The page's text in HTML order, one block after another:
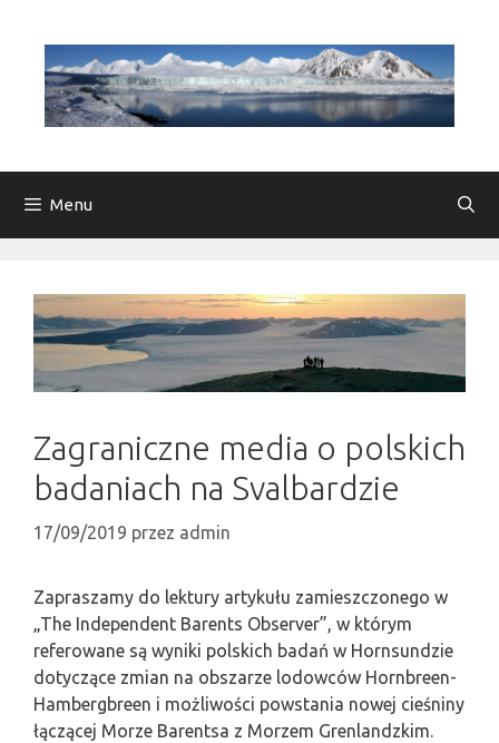
Menu
Zagraniczne media o polskich
badaniach na Svalbardzie
17/09/2019 przez admin
Zapraszamy do lektury artykułu zamieszczonego w
„The Independent Barents Observer”, w którym
referowane są wyniki polskich badań w Hornsundzie
dotyczące zmian na obszarze lodowców Hornbreen-
Hambergbreen i możliwości powstania nowej cieśniny
łączącej Morze Barentsa z Morzem Grenlandzkim.